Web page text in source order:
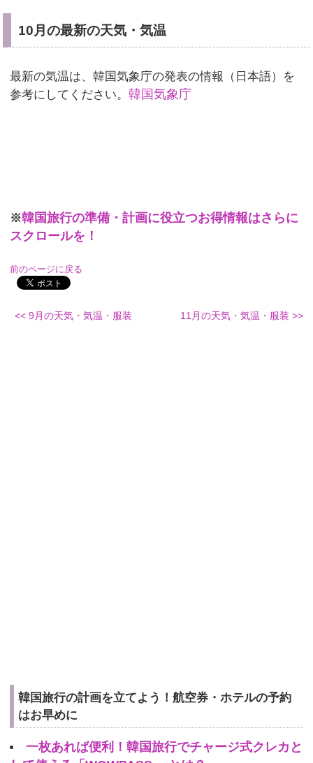
10月の最新の天気・気温
最新の気温は、韓国気象庁の発表の情報（日本語）を
参考にしてください。韓国気象庁
※韓国旅行の準備・計画に役立つお得情報はさらに
スクロールを！
前のページに戻る
<< 9月の天気・気温・服装 11月の天気・気温・服装 >>
韓国旅行の計画を立てよう！航空券・ホテルの予約
はお早めに
一枚あれば便利！韓国旅行でチャージ式クレカと